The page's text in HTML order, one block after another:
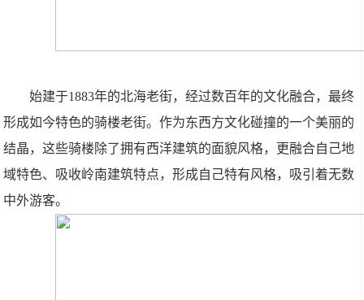
始建于1883年的北海老街，经过数百年的文化融合，最终
形成如今特色的骑楼老街。作为东西方文化碰撞的一个美丽的
结晶，这些骑楼除了拥有西洋建筑的面貌风格，更融合自己地
域特色、吸收岭南建筑特点，形成自己特有风格，吸引着无数
中外游客。